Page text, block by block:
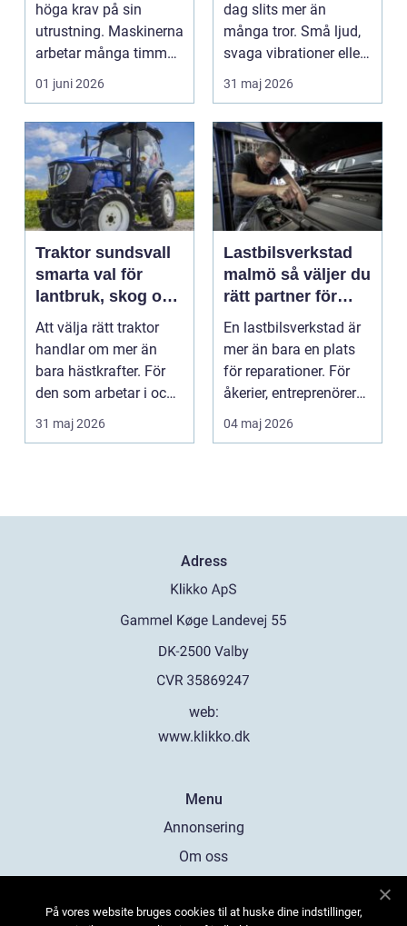
höga krav på sin
utrustning. Maskinerna
arbetar många timmar,
ofta i tuff miljö...
01 juni 2026
dag slits mer än
många tror. Små ljud,
svaga vibrationer eller
en varningsla...
31 maj 2026
Traktor sundsvall
smarta val för
lantbruk, skog och
gårdsarbete
Att välja rätt traktor
handlar om mer än
bara hästkrafter. För
den som arbetar i och
runt Sundsvall ...
31 maj 2026
Lastbilsverkstad
malmö så väljer du
rätt partner för
tunga fordon
En lastbilsverkstad är
mer än bara en plats
för reparationer. För
åkerier, entreprenörer
och företag...
04 maj 2026
Adress
web:
www.klikko.dk
Menu
Annonsering
Om oss
Kontakta oss
På vores website bruges cookies til at huske dine indstillinger,